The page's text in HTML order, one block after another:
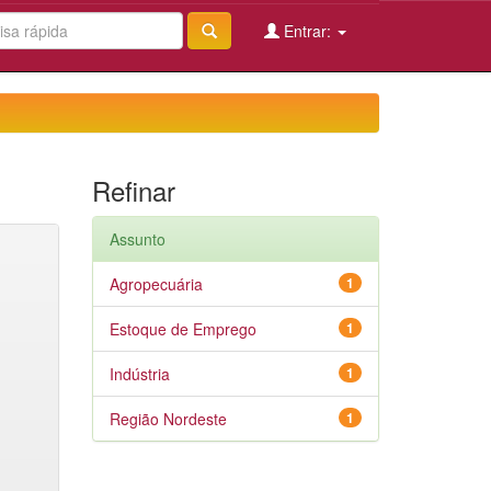
Entrar:
Refinar
Assunto
1
Agropecuária
1
Estoque de Emprego
1
Indústria
1
Região Nordeste